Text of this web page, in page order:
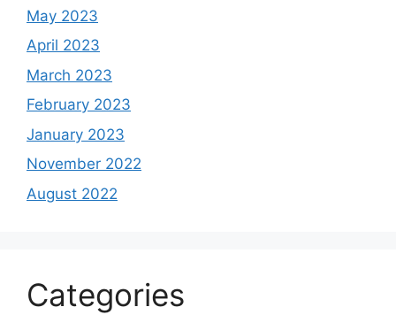
May 2023
April 2023
March 2023
February 2023
January 2023
November 2022
August 2022
Categories